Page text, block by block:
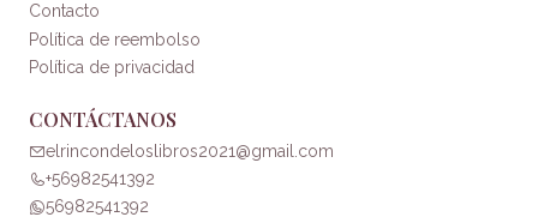
Contacto
Política de reembolso
Política de privacidad
CONTÁCTANOS
elrincondeloslibros2021@gmail.com
+56982541392
56982541392